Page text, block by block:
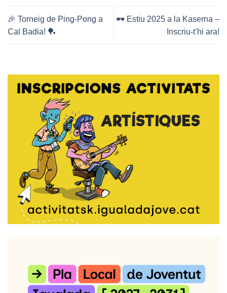
🎉 Torneig de Ping-Pong a
Cal Badia! 🏓
🕶️ Estiu 2025 a la Kaserna –
Inscriu‑t’hi ara!